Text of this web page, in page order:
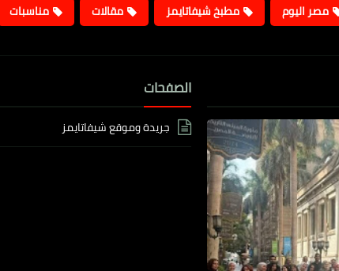
مصر اليوم مطبخ شيفاتايمز مقالات مناسبات
الصفحات
جريدة وموقع شيفاتايمز